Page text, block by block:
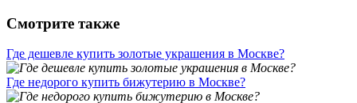
Смотрите также
Где дешевле купить золотые украшения в Москве?
Где недорого купить бижутерию в Москве?